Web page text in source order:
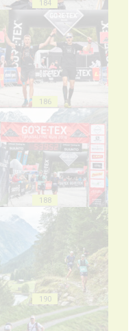
184
186
188
190